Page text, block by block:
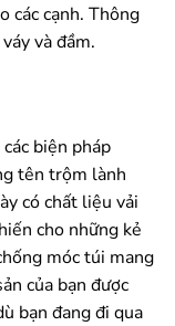
các cạnh. Thông
và đầm.
biện pháp
tên trộm lành
có chất liệu vải
cho những kẻ
móc túi mang
của bạn được
bạn đang đi qua